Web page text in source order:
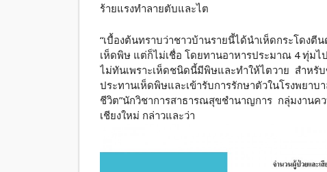
ร้ายแรงทำลายตับและไต
“เบื้องต้นทราบว่าชาวบ้านรายนี้ได้นำเห็ดกระโดง
เห็ดพิษ แต่ก็ไม่เชื่อ โดยทานอาหารประมาณ 4 ทุ่ม
ไม่ทันเพราะเห็ดชนิดนี้มีพิษและทำให้ไตวาย สำหรั
ประทานเห็ดพิษและเข้ารับการรักษาตัวในโรงพยาบ
ชีวิต”นักวิชาการสาธารณสุขชำนาญการ กลุ่มงาน
เชียงใหม่ กล่าวและว่า